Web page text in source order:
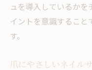
ュを導入しているか
イントを意識すること
す。
爪にやさしいネイル